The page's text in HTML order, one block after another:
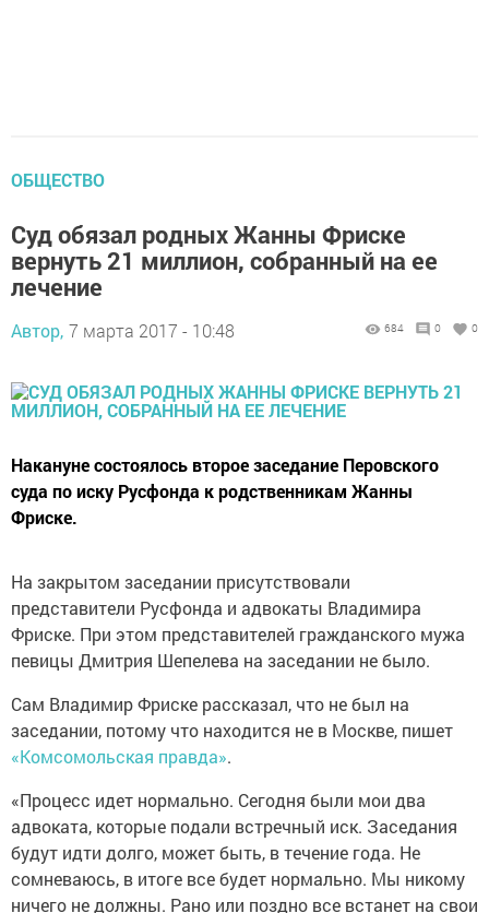
ОБЩЕСТВО
Суд обязал родных Жанны Фриске
вернуть 21 миллион, собранный на ее
лечение
Автор, 7 марта 2017 - 10:48 684 0 0
Накануне состоялось второе заседание Перовского
суда по иску Русфонда к родственникам Жанны
Фриске.
На закрытом заседании присутствовали
представители Русфонда и адвокаты Владимира
Фриске. При этом представителей гражданского мужа
певицы Дмитрия Шепелева на заседании не было.
Сам Владимир Фриске рассказал, что не был на
заседании, потому что находится не в Москве, пишет
«Комсомольская правда».
«Процесс идет нормально. Сегодня были мои два
адвоката, которые подали встречный иск. Заседания
будут идти долго, может быть, в течение года. Не
сомневаюсь, в итоге все будет нормально. Мы никому
ничего не должны. Рано или поздно все встанет на свои